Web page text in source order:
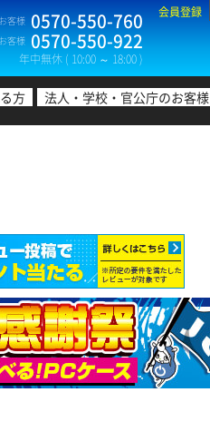
客様 0570-550-760
客様 0570-550-922
年中無休 ( 10:00 ～ 18:00 )
会員登録
方 法人・学校・官公庁のお客様